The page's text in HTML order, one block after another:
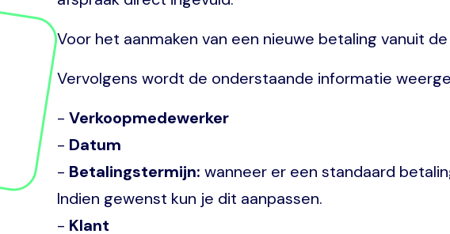
Voor het aanmaken van een nieuwe betaling vanuit
Vervolgens wordt de onderstaande informatie
- Verkoopmedewerker
- Datum
- Betalingstermijn: wanneer er een standaard
Indien gewenst kun je dit aanpassen.
- Klant